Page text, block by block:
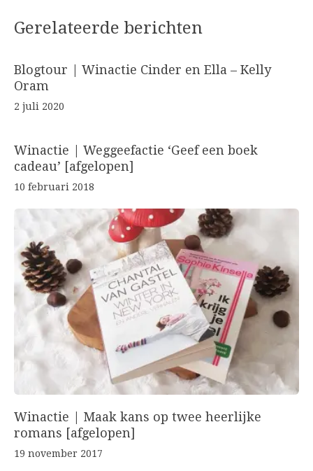
Gerelateerde berichten
Blogtour | Winactie Cinder en Ella – Kelly
Oram
2 juli 2020
Winactie | Weggeefactie ‘Geef een boek
cadeau’ [afgelopen]
10 februari 2018
Winactie | Maak kans op twee heerlijke
romans [afgelopen]
19 november 2017